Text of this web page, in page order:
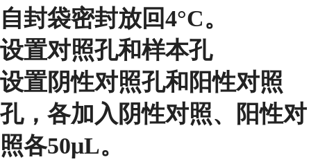
自封袋密封放回4°C。
设置对照孔和样本孔
设置阴性对照孔和阳性对照
孔，各加入阴性对照、阳性对
照各50μL。